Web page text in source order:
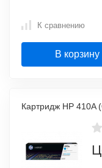
К сравнению
В корзину
Картридж HP 410A